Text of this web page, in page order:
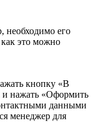
необходимо его
как это можно
кнопку «В
и нажать «Оформить
данными
менеджер для